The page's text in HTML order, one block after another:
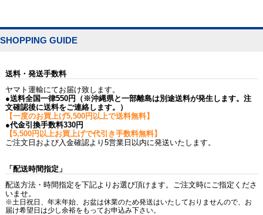
SHOPPING GUIDE
送料・発送手数料
ヤマト運輸にてお届け致します。
●送料全国一律550円（※沖縄県と一部離島は別途送料が発生します。注
文確認後に送料をご連絡します。）
【一度のお買上げ5,500円以上で送料無料】
●代金引換手数料330円
【5,500円以上お買上げで代引き手数料無料】
ご注文日および入金確認より5営業日以内に発送いたします。
「配送時間指定」
配送方法・時間指定を下記よりお選び頂けます。ご注文時にご指定くださ
いませ。
※土日祝日、年末年始、お盆は休業のため発送はいたしておりませんので、お
届け希望日は少し余裕をもってお申込み下さい。